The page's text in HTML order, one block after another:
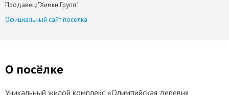
Продавец: "Химки Групп"
Официальный сайт поселка
О посёлке
Уникальный жилой комплекс «Олимпийская деревня